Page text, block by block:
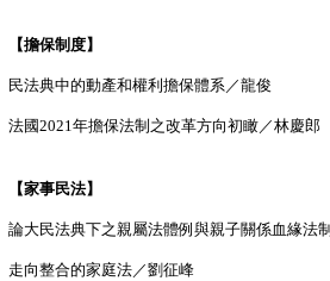
【擔保制度】
民法典中的動產和權利擔保體系／龍俊
法國2021年擔保法制之改革方向初瞰／林慶郎
【家事民法】
論大民法典下之親屬法體例與親子關係血緣
走向整合的家庭法／劉征峰